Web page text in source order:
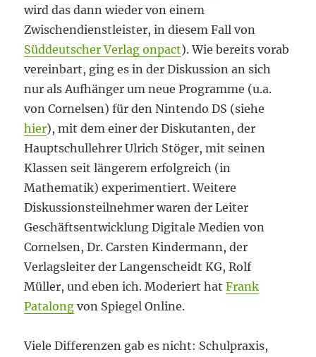
wird das dann wieder von einem
Zwischendienstleister, in diesem Fall von
Süddeutscher Verlag onpact). Wie bereits vorab
vereinbart, ging es in der Diskussion an sich
nur als Aufhänger um neue Programme (u.a.
von Cornelsen) für den Nintendo DS (siehe
hier), mit dem einer der Diskutanten, der
Hauptschullehrer Ulrich Stöger, mit seinen
Klassen seit längerem erfolgreich (in
Mathematik) experimentiert. Weitere
Diskussionsteilnehmer waren der Leiter
Geschäftsentwicklung Digitale Medien von
Cornelsen, Dr. Carsten Kindermann, der
Verlagsleiter der Langenscheidt KG, Rolf
Müller, und eben ich. Moderiert hatFrank
Patalong von Spiegel Online.
Viele Differenzen gab es nicht: Schulpraxis,